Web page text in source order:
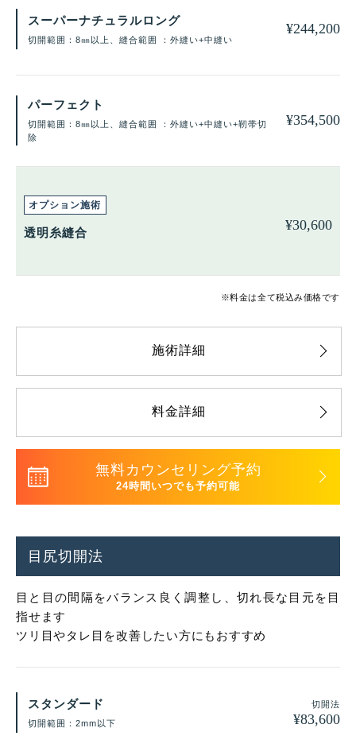
スーパーナチュラルロング
切開範囲：8㎜以上、縫合範囲 ：外縫い+中縫い
¥244,200
パーフェクト
切開範囲：8㎜以上、縫合範囲 ：外縫い+中縫い+靭帯切
除
¥354,500
透明糸縫合 ¥30,600
※料金は全て税込み価格です
施術詳細
料金詳細
無料カウンセリング予約
24時間いつでも予約可能
目尻切開法
目と目の間隔をバランス良く調整し、切れ長な目元を目
指せます
ツリ目やタレ目を改善したい方にもおすすめ
スタンダード
切開範囲：2mm以下
切開法
¥83,600